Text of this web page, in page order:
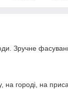
Зручне
на городі, на